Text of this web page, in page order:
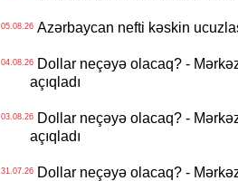
05.08.26Azərbaycan nefti kəskin
04.08.26Dollar neçəyə olacaq? -
açıqladı
03.08.26Dollar neçəyə olacaq? -
açıqladı
31.07.26Dollar neçəyə olacaq? -